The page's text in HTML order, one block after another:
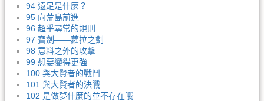
94 遠足是什麼？
95 向荒島前進
96 超乎尋常的規則
97 寶劍——蘿拉之劍
98 意料之外的攻擊
99 想要變得更強
100 與大賢者的戰鬥
101 與大賢者的決戰
102 是做夢什麼的並不存在哦